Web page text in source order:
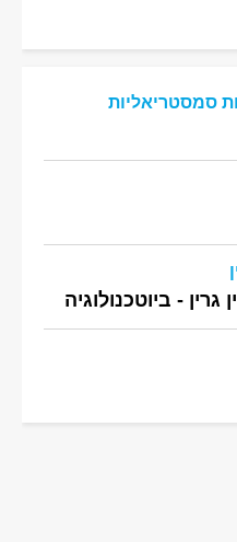
סמסטריאליות
גרין - ביוטכנולוגיה